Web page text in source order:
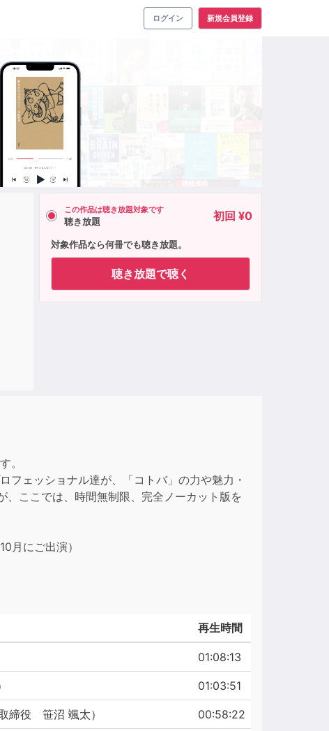
ログイン 新規会員登録
この作品は聴き放題対象です
聴き放題 初回 ¥0
対象作品なら何冊でも聴き放題。
聴き放題で聴く
。
フェッショナル達が、「コトバ」の力や魅力・
ここでは、時間無制限、完全ノーカット版を
月にご出演）
再生時間
01:08:13
01:03:51
締役 笹沼 颯太） 00:58:22